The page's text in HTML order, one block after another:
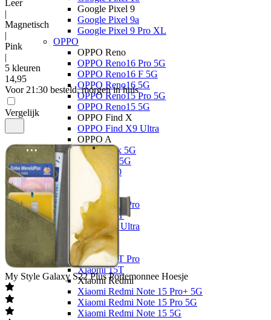
Google Pixel 9
Google Pixel 9a
Google Pixel 9 Pro XL
OPPO
OPPO Reno
OPPO Reno16 Pro 5G
OPPO Reno16 F 5G
OPPO Reno16 5G
OPPO Reno15 Pro 5G
OPPO Reno15 5G
OPPO Find X
OPPO Find X9 Ultra
OPPO A
OPPO A6x 5G
OPPO A6 5G
OPPO A40
Xiaomi
Xiaomi 17
Xiaomi 17T Pro
Xiaomi 17T
Xiaomi 17 Ultra
Xiaomi 17
Xiaomi 15
Xiaomi 15T Pro
Xiaomi 15T
Xiaomi Redmi
Xiaomi Redmi Note 15 Pro+ 5G
Xiaomi Redmi Note 15 Pro 5G
Xiaomi Redmi Note 15 5G
Leer
|
Magnetisch
|
Pink
|
5 kleuren
14,95
Voor 21:30 besteld, morgen in huis
Vergelijk
My Style Galaxy S22 Plus Portemonnee Hoesje